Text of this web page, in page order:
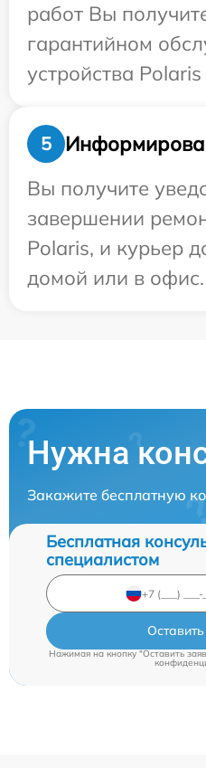
работ Вы
гарантийном
устройства
5
Вы получите
завершении
Polaris, и курьер
домой или в офис.
Нужна
Закажите бесплатную
Бесплатная
специалистом
Нажимая на кнопку "Оставить